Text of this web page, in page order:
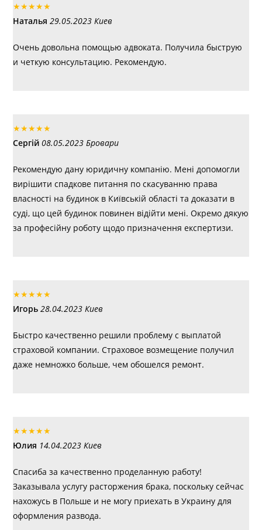
★★★★★
Наталья 29.05.2023 Киев
Очень довольна помощью адвоката. Получила быструю
и четкую консультацию. Рекомендую.
★★★★★
Сергій 08.05.2023 Бровари
Рекомендую дану юридичну компанію. Мені допомогли
вирішити спадкове питання по скасуванню права
власності на будинок в Київській області та доказати в
суді, що цей будинок повинен відійти мені. Окремо дякую
за професійну роботу щодо призначення експертизи.
★★★★★
Игорь 28.04.2023 Киев
Быстро качественно решили проблему с выплатой
страховой компании. Страховое возмещение получил
даже немножко больше, чем обошелся ремонт.
★★★★★
Юлия 14.04.2023 Киев
Спасиба за качественно проделанную работу!
Заказывала услугу расторжения брака, поскольку сейчас
нахожусь в Польше и не могу приехать в Украину для
оформления развода.